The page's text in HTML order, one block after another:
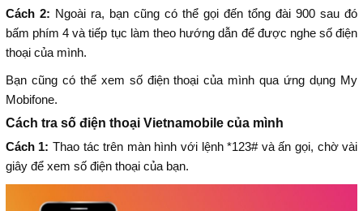
Cách 2: Ngoài ra, bạn cũng có thể gọi đến tổng đài 900 sau đó
bấm phím 4 và tiếp tục làm theo hướng dẫn để được nghe số điện
thoại của mình.
Bạn cũng có thể xem số điện thoại của mình qua ứng dụng My
Mobifone.
Cách tra số điện thoại Vietnamobile của mình
Cách 1: Thao tác trên màn hình với lệnh *123# và ấn gọi, chờ vài
giây để xem số điện thoại của bạn.